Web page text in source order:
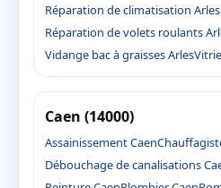
Réparation de climatisation Arles
Réparation de volets roulants
Vidange bac à graisses Arles
Caen (14000)
Assainissement Caen
Débouchage de canalisations